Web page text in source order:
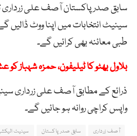
سابق صدر پاکستان آصف علی زرداری
سینیٹ انتخابات میں اپنا ووٹ ڈالیں گے
طبی معائنہ بھی کرائیں گے۔
بلاول بھٹو کا ٹیلیفون، حمزہ شہباز
ذرائع کے مطابق آصف علی زرداری
واپس کراچی روانہ ہو جائیں گے۔
آصف زرداری سابق صدر پاکستان سینیٹ